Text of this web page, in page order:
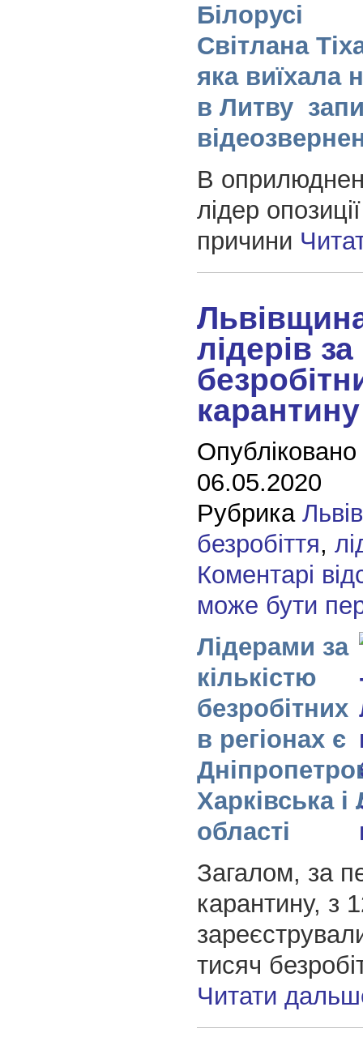
Білорусі
Світлана
яка виїхала
в Литву
В
лідер
причини
лідерів за
карантину
06.05.2020
Рубрика
безробіття,
Коментарі
може бути
Лідерами за
кількістю
безробітних
в регіонах є
Харківська і
області
Загалом, за
карантину, з
тисяч
Читати